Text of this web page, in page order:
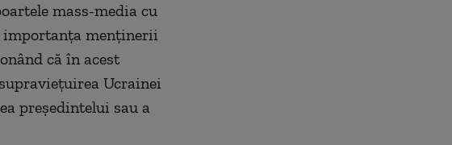
mass-media cu
importanța menținerii
că în acest
Ucrainei
președintelui sau a